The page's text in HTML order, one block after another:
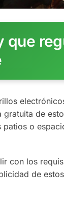
que
gratuita de
patios o
con los
de estos